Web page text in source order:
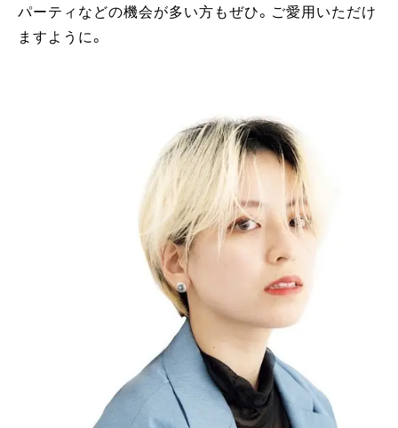
パーティなどの機会が多い方もぜひ。ご愛用いただけ
ますように。